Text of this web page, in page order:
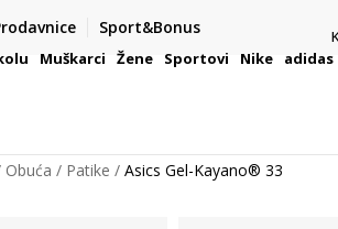
Sport&Bonus
ZA POTROŠAČE
Muškarci Žene Sportovi Nike adidas
Obuća Patike Asics Gel-Kayano® 33